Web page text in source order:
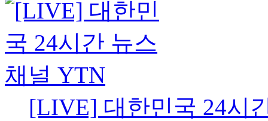
[LIVE] 대한민국 24시